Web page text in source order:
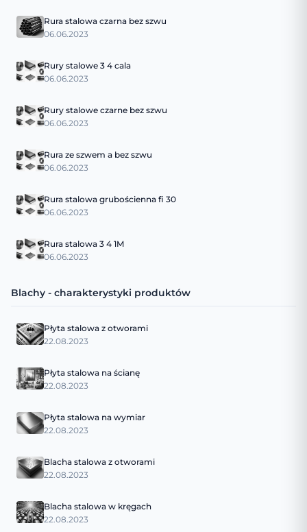
Rura stalowa czarna bez szwu
06.06.2023
Rury stalowe 3 4 cala
06.06.2023
Rury stalowe czarne bez szwu
06.06.2023
Rura ze szwem a bez szwu
06.06.2023
Rura stalowa grubościenna fi 30
06.06.2023
Rura stalowa 3 4 1M
06.06.2023
Blachy - charakterystyki produktów
Płyta stalowa z otworami
22.08.2023
Płyta stalowa na ścianę
22.08.2023
Płyta stalowa na wymiar
22.08.2023
Blacha stalowa z otworami
22.08.2023
Blacha stalowa w kręgach
22.08.2023